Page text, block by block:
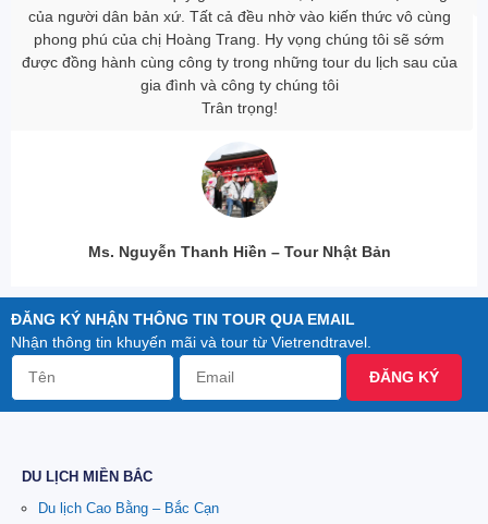
ĐĂNG KÝ NHẬN THÔNG TIN TOUR QUA EMAIL
Nhận thông tin khuyến mãi và tour từ Vietrendtravel.
ĐĂNG KÝ
DU LỊCH MIỀN BẮC
Du lịch Cao Bằng – Bắc Cạn